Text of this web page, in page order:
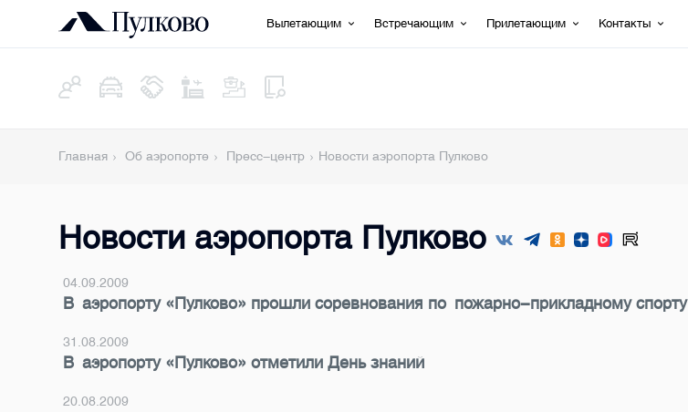
Вылетающим Встречающим Прилетающим Контакты
Главная Об аэропорте Пресс-центр Новости аэропорта Пулково
Новости аэропорта Пулково
04.09.2009
В аэропорту «Пулково» прошли соревнования по пожарно-прикладному спорту
31.08.2009
В аэропорту «Пулково» отметили День знаний
20.08.2009